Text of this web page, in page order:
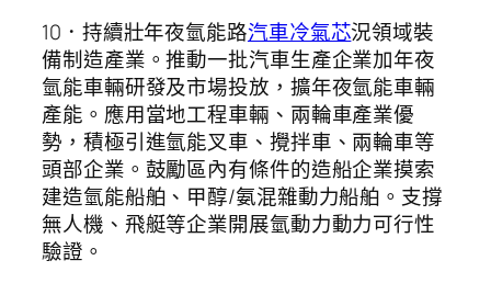
10．持續壯年夜氫能路汽車冷氣芯況領域裝
備制造產業。推動一批汽車生產企業加年夜
氫能車輛研發及市場投放，擴年夜氫能車輛
產能。應用當地工程車輛、兩輪車產業優
勢，積極引進氫能叉車、攪拌車、兩輪車等
頭部企業。鼓勵區內有條件的造船企業摸索
建造氫能船舶、甲醇/氨混雜動力船舶。支撐
無人機、飛艇等企業開展氫動力動力可行性
驗證。